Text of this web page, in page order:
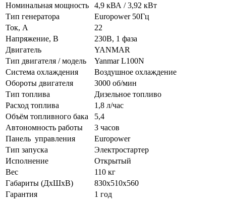
Номинальная мощность
4,9 кВА / 3,92 кВт
Тип генератора
Europower 50Гц
Ток, А
22
Напряжение, В
230В, 1 фаза
Двигатель
YANMAR
Тип двигателя / модель
Yanmar L100N
Система охлаждения
Воздушное охлаждение
Обороты двигателя
3000 об/мин
Тип топлива
Дизельное топливо
Расход топлива
1,8 л/час
Объём топливного бака
5,4
Автономность работы
3 часов
Панель управления
Europower
Тип запуска
Электростартер
Исполнение
Открытый
Вес
110 кг
Габариты (ДхШхВ)
830x510x560
Гарантия
1 год